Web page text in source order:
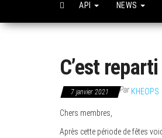
API NEWS
C’est
7 janvier 2021 ParKHEOPS
Chers membres,
Après cette période de fêtes